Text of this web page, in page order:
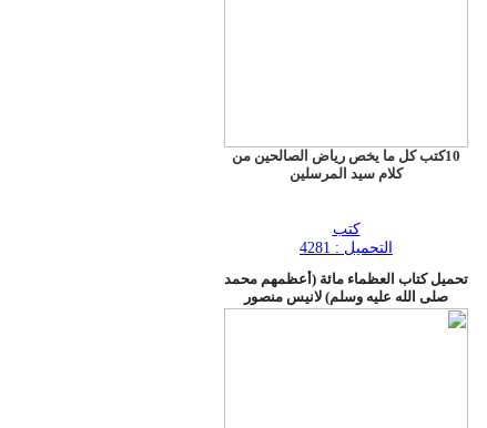
10كتب كل ما يخص رياض الصالحين من
كلام سيد المرسلين
كتب
التحميل : 4281
تحميل كتاب العظماء مائة (أعظمهم محمد
صلى الله عليه وسلم) لانيس منصور